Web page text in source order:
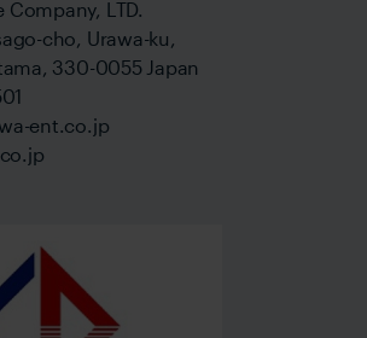
Company, LTD.
cho, Urawa-ku,
330-0055 Japan
ent.co.jp